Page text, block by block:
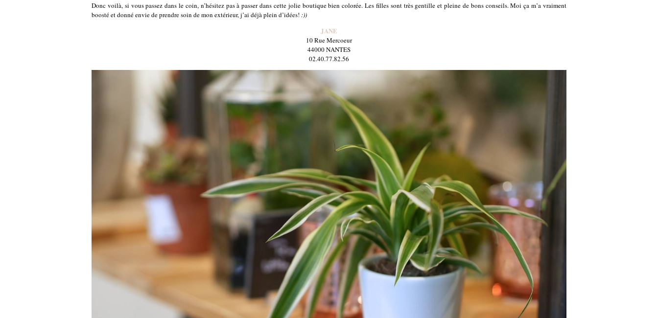
Donc voilà, si vous passez dans le coin, n’hésitez pas à passer dans cette jolie boutique bien colorée. Les filles sont très gentille et pleine de bons conseils. Moi ça m’a vraiment
boosté et donné envie de prendre soin de mon extérieur, j’ai déjà plein d’idées! :))
JANE
10 Rue Mercoeur
44000 NANTES
02.40.77.82.56